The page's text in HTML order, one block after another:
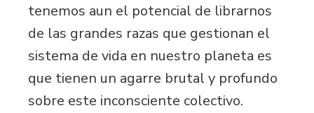
tenemos aun el potencial de librarnos
de las grandes razas que gestionan el
sistema de vida en nuestro planeta es
que tienen un agarre brutal y profundo
sobre este inconsciente colectivo.